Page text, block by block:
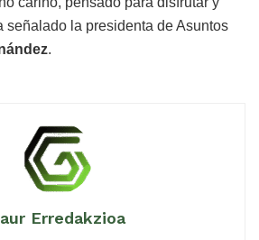
señalado la presidenta de Asuntos
.
Erredakzioa